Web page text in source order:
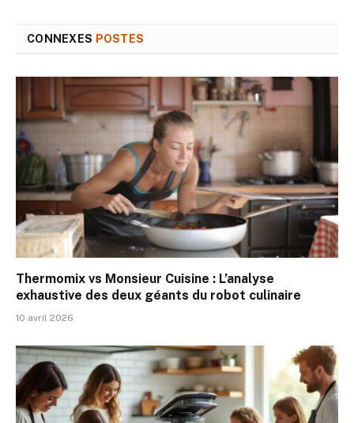
CONNEXES POSTES
Thermomix vs Monsieur Cuisine : L’analyse
exhaustive des deux géants du robot culinaire
10 avril 2026